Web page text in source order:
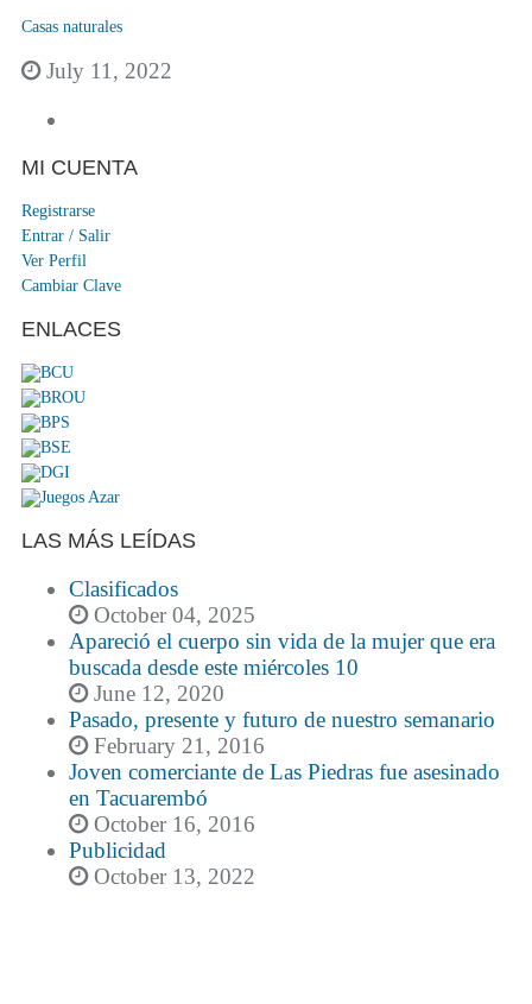
Casas naturales
July 11, 2022
MI CUENTA
Registrarse
Entrar / Salir
Ver Perfil
Cambiar Clave
ENLACES
LAS MÁS LEÍDAS
Clasificados
October 04, 2025
Apareció el cuerpo sin vida de la mujer que era
buscada desde este miércoles 10
June 12, 2020
Pasado, presente y futuro de nuestro semanario
February 21, 2016
Joven comerciante de Las Piedras fue asesinado
en Tacuarembó
October 16, 2016
Publicidad
October 13, 2022